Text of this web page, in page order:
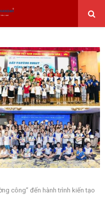
công” đến hành trình kiến tạo